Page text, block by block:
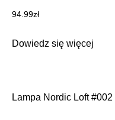
94.99zł
Dowiedz się więcej
Nawigacja
Lampa Nordic Loft #002